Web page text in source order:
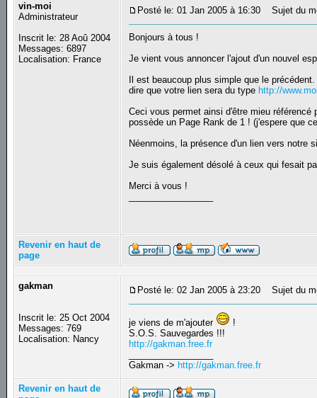
vin-moi
Administrateur
Inscrit le: 28 Aoû 2004
Messages: 6897
Localisation: France
Posté le: 01 Jan 2005 à 16:30 Sujet du
Bonjours à tous !
Je vient vous annoncer l'ajout d'un nouvel
Il est beaucoup plus simple que le
dire que votre lien sera du type http://
Ceci vous permet ainsi d'être mieu référencé
possède un Page Rank de 1 ! (j'espere que
Néenmoins, la présence d'un lien vers notre
Je suis également désolé à ceux qui fesait
Merci à vous !
Revenir en haut de
page
gakman
Inscrit le: 25 Oct 2004
Messages: 769
Localisation: Nancy
Posté le: 02 Jan 2005 à 23:20 Sujet du
je viens de m'ajouter
!
S.O.S. Sauvegardes !!!
http://gakman.free.fr
Gakman -> http://gakman.free.fr
Revenir en haut de